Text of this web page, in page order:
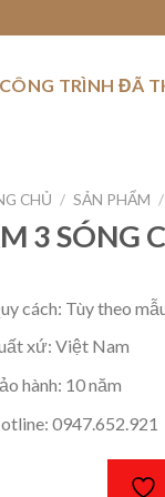
CÔNG TRÌNH ĐÃ
CHỦ / SẢN PHẨM /
3 SÓNG
cách: Tùy theo
xứ: Việt Nam
hành: 10 năm
0947.652.921